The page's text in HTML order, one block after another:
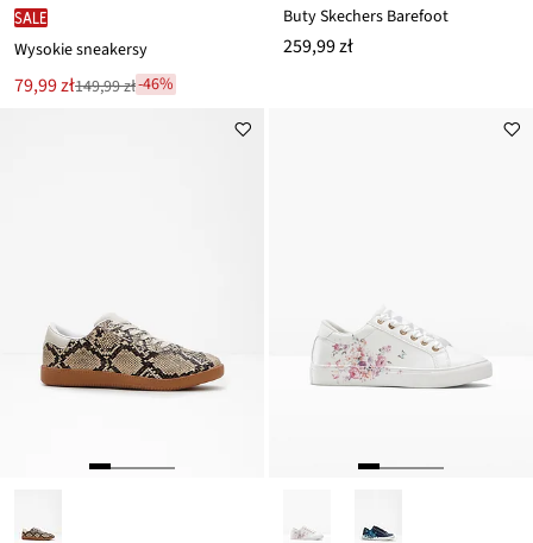
SALE
Wysokie sneakersy
Nowa
cena
79,99 zł
Przeceniono
149,99 zł-46%
Buty Skechers Barefoot
259,99 zł